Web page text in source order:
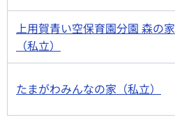
上用賀青い空保育園分園 森の家
（私立）
たまがわみんなの家（私立）